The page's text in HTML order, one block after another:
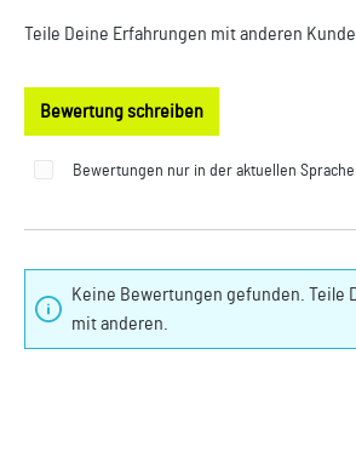
Teile Deine Erfahrungen mit anderen
Bewertung schreiben
Bewertungen nur in der aktuellen
Keine Bewertungen gefunden. Teile
mit anderen.